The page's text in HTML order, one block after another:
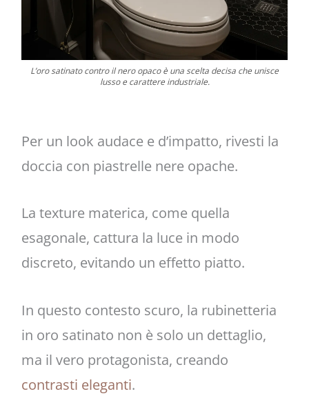
L’oro satinato contro il nero opaco è una scelta decisa che unisce
lusso e carattere industriale.
Per un look audace e d’impatto, rivesti la
doccia con piastrelle nere opache.
La texture materica, come quella
esagonale, cattura la luce in modo
discreto, evitando un effetto piatto.
In questo contesto scuro, la rubinetteria
in oro satinato non è solo un dettaglio,
ma il vero protagonista, creando
contrasti eleganti.